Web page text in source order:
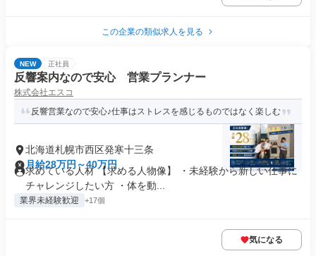
この企業の類似求人を見る
NEW 正社員
反響案内なので安心 営業プランナー
株式会社エスコ
反響営業なので安心♪仕事はストレスを感じるものではなく楽しむ
北海道札幌市西区発寒十三条
月給28万円～40万円
求めている人材 【求める人物像】 ・未経験から新しい仕事に
チャレンジしたい方 ・体を動...
業界未経験歓迎 +17個
気になる